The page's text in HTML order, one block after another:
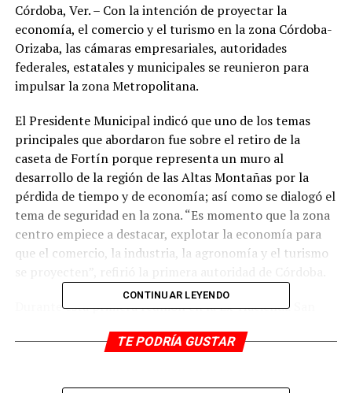
Córdoba, Ver. – Con la intención de proyectar la
economía, el comercio y el turismo en la zona Córdoba-
Orizaba, las cámaras empresariales, autoridades
federales, estatales y municipales se reunieron para
impulsar la zona Metropolitana.
El Presidente Municipal indicó que uno de los temas
principales que abordaron fue sobre el retiro de la
caseta de Fortín porque representa un muro al
desarrollo de la región de las Altas Montañas por la
pérdida de tiempo y de economía; así como se dialogó el
tema de seguridad en la zona. “Es momento que la zona
centro empiece a destacar, explotar la economía para
que el comercio, la industria, la agronomía y el turismo
Durante esta primera reunión en la Ex-Hacienda San
del Consejo Coordinador Empresarial (CCE), Cámara
CONTINUAR LEYENDO
TE PODRÍA GUSTAR